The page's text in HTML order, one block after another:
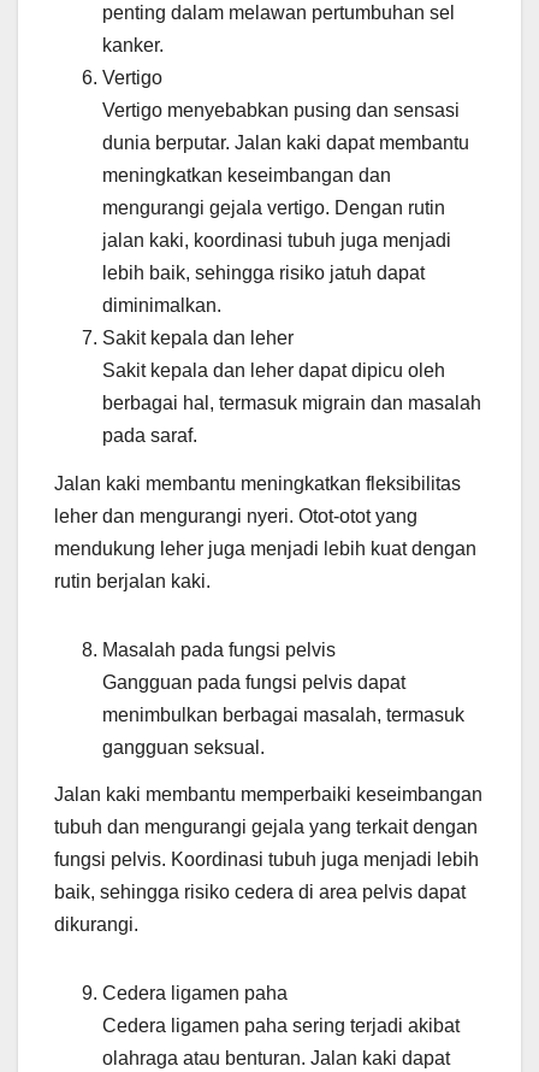
penting dalam melawan pertumbuhan sel
kanker.
Vertigo
Vertigo menyebabkan pusing dan sensasi
dunia berputar. Jalan kaki dapat membantu
meningkatkan keseimbangan dan
mengurangi gejala vertigo. Dengan rutin
jalan kaki, koordinasi tubuh juga menjadi
lebih baik, sehingga risiko jatuh dapat
diminimalkan.
Sakit kepala dan leher
Sakit kepala dan leher dapat dipicu oleh
berbagai hal, termasuk migrain dan masalah
pada saraf.
Jalan kaki membantu meningkatkan fleksibilitas
leher dan mengurangi nyeri. Otot-otot yang
mendukung leher juga menjadi lebih kuat dengan
rutin berjalan kaki.
Masalah pada fungsi pelvis
Gangguan pada fungsi pelvis dapat
menimbulkan berbagai masalah, termasuk
gangguan seksual.
Jalan kaki membantu memperbaiki keseimbangan
tubuh dan mengurangi gejala yang terkait dengan
fungsi pelvis. Koordinasi tubuh juga menjadi lebih
baik, sehingga risiko cedera di area pelvis dapat
dikurangi.
Cedera ligamen paha
Cedera ligamen paha sering terjadi akibat
olahraga atau benturan. Jalan kaki dapat